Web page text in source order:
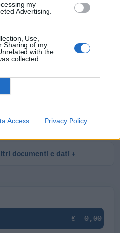
my
Advertising.
Use,
Sharing of my
with the
collected.
Access Privacy Policy
di Persone
Società di Persone
documenti e dati
€ 0,00